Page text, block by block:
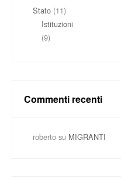
Stato (11)
Istituzioni
(9)
Commenti recenti
roberto su MIGRANTI